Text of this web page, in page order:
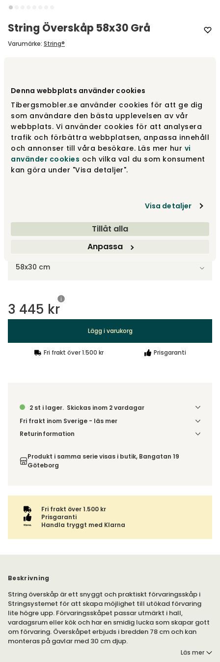
Denna webbplats använder cookies
Tibergsmobler.se använder cookies för att ge dig
som användare den bästa upplevelsen av vår
webbplats. Vi använder cookies för att analysera
trafik och förbättra webbplatsen, anpassa innehåll
och annonser till våra besökare. Läs mer hur vi
använder cookies och vilka val du som konsument
kan göra under "Visa detaljer".
Visa detaljer
Tillåt alla
Anpassa
String Överskåp 58x30 Grå
Varumärke: String®
Grå
Fåtal i lager
Vit
3 445 kr
Finns i lager
58x30 cm
3 445 kr
Lägg i varukorg
Fri frakt över 1.500 kr Prisgaranti
2 st i lager. Skickas inom 2 vardagar
Fri frakt inom Sverige - läs mer
Denna vara skickas till ett ombud. Du väljer själv i kassan
varan ihop med andra produkter skickas hela ordern
tillsammans med samma fraktalternativ.
Returinformation
order, enligt distansavtalslagen.
Produkt i samma serie visas i butik, Bangatan 19
Göteborg
Fri frakt över 1.500 kr
Prisgaranti
Handla tryggt med Klarna
Beskrivning
String överskåp är ett snyggt och praktiskt förvaringsskåp i
Stringsystemet för att skapa möjlighet till utökad förvaring
lite högre upp. Förvaringsskåpet passar utmärkt i hall,
vardagsrum eller kök och har en smidig lucka som skapar gott
om förvaring. Överskåpet erbjuds i bredden 78 cm och kan
monteras på gavlar med 30 cm djup.
Läs mer